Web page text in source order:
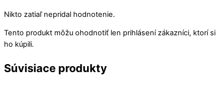
Nikto zatiaľ nepridal hodnotenie.
Tento produkt môžu ohodnotiť len prihlásení zákazníci, ktorí si
ho kúpili.
Súvisiace produkty